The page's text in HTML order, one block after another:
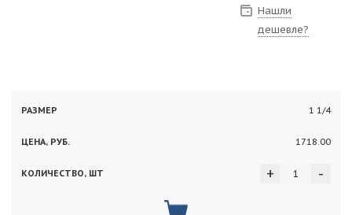
Нашли
дешевле?
1 1/4
1718.00
-
+